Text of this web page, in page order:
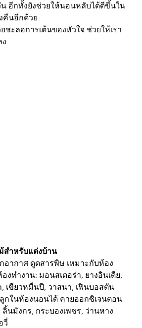
น อีกทั้งยังช่วยให้นอนหลับได้ดีขึ้นใน
คืนอีกด้วย
ชะลอการเต้นของหัวใจ ช่วยให้เรา
สำหรับแต่งบ้าน
อากาศ ดูดสารพิษ เหมาะกับห้อง
งทำงาน: มอนสเตอร่า, ยางอินเดีย,
เขียวหมื่นปี, วาสนา, เฟินบอสตัน
กในห้องนอนได้ คายออกซิเจนตอน
นมังกร, กระบองเพชร, ว่านหาง
วี่